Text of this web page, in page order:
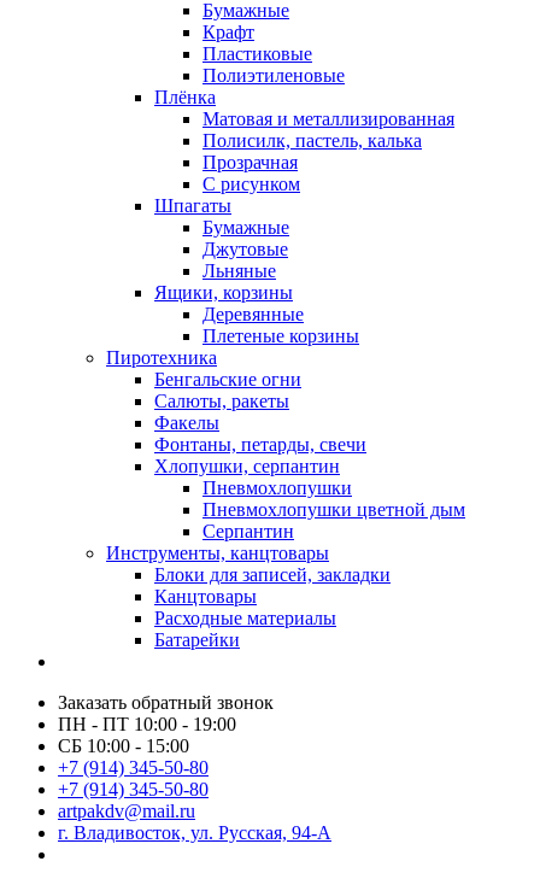
Бумажные
Крафт
Пластиковые
Полиэтиленовые
Плёнка
Матовая и металлизированная
Полисилк, пастель, калька
Прозрачная
С рисунком
Шпагаты
Бумажные
Джутовые
Льняные
Ящики, корзины
Деревянные
Плетеные корзины
Пиротехника
Бенгальские огни
Салюты, ракеты
Факелы
Фонтаны, петарды, свечи
Хлопушки, серпантин
Пневмохлопушки
Пневмохлопушки цветной дым
Серпантин
Инструменты, канцтовары
Блоки для записей, закладки
Канцтовары
Расходные материалы
Батарейки
Заказать обратный звонок
ПН - ПТ 10:00 - 19:00
СБ 10:00 - 15:00
+7 (914) 345-50-80
+7 (914) 345-50-80
artpakdv@mail.ru
г. Владивосток, ул. Русская, 94-А